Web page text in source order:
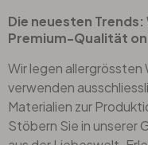
Die neuesten
Premium-Qualität
Wir legen
verwenden
Materialien zur
Stöbern Sie in unserer